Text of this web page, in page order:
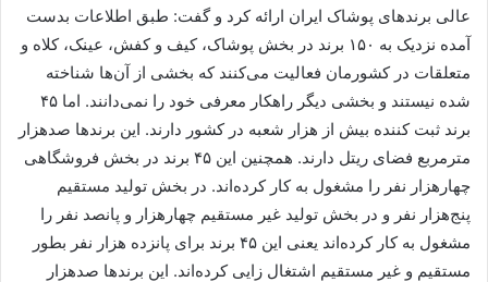
عالی برندهای پوشاک ایران ارائه کرد و گفت: طبق اطلاعات بدست
آمده نزدیک به ۱۵۰ برند در بخش پوشاک، کیف و کفش، عینک، کلاه و
متعلقات در کشورمان فعالیت می‌کنند که بخشی از آن‌ها شناخته
شده نیستند و بخشی دیگر راهکار معرفی خود را نمی‌دانند. اما ۴۵
برند ثبت کننده بیش از هزار شعبه در کشور دارند. این برندها صدهزار
مترمربع فضای ریتل دارند. همچنین این ۴۵ برند در بخش فروشگاهی
چهارهزار نفر را مشغول به کار کرده‌اند. در بخش تولید مستقیم
پنج‌هزار نفر و در بخش تولید غیر مستقیم چهارهزار و پانصد نفر را
مشغول به کار کرده‌اند یعنی این ۴۵ برند برای پانزده هزار نفر بطور
مستقیم و غیر مستقیم اشتغال زایی کرده‌اند. این برندها صدهزار